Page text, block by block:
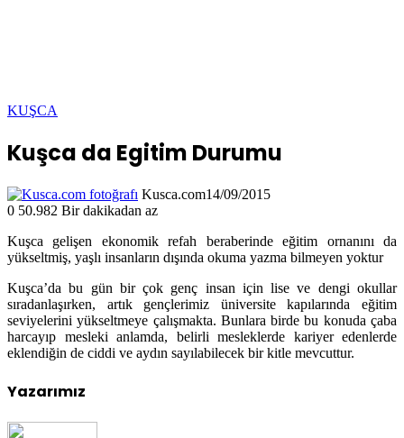
KUŞCA
Kuşca da Egitim Durumu
Kusca.com14/09/2015
0 50.982 Bir dakikadan az
Kuşca gelişen ekonomik refah beraberinde eğitim ornanını da
yükseltmiş, yaşlı insanların dışında okuma yazma bilmeyen yoktur
Kuşca’da bu gün bir çok genç insan için lise ve dengi okullar
sıradanlaşırken, artık gençlerimiz üniversite kapılarında eğitim
seviyelerini yükseltmeye çalışmakta. Bunlara birde bu konuda çaba
harcayıp mesleki anlamda, belirli mesleklerde kariyer edenlerde
eklendiğin de ciddi ve aydın sayılabilecek bir kitle mevcuttur.
Yazarımız